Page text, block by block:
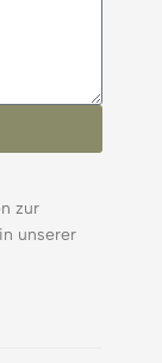
zur
unserer